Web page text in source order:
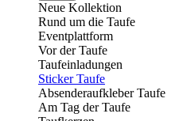
Neue Kollektion
Rund um die Taufe
Eventplattform
Vor der Taufe
Taufeinladungen
Sticker Taufe
Absenderaufkleber Taufe
Am Tag der Taufe